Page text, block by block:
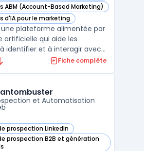
ABM (Account-Based Marketing)
dans cette catégorie
d'IA pour le marketing
dans cette catégorie
plateforme alimentée par
artificielle qui aide les
identifier et à interagir avec
à fort potentiel sur leur site
et marketing de repérer les
...
Fiche complète
et Automatisation
prospection LinkedIn
dans cette catégorie
prospection B2B et génération
dans cette catégorie